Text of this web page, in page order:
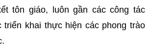
tôn giáo, luôn gần các công tác
triển khai thực hiện các phong trào